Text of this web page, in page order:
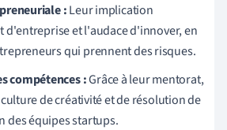
:Leur implication
d'entreprise et l'audace d'innover, en
qui prennent des risques.
compétences :Grâce à leur mentorat,
de créativité et de résolution de
des équipes startups.